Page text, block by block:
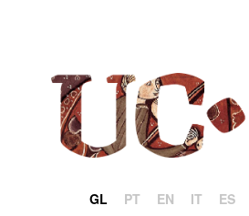
GL PT EN IT ES